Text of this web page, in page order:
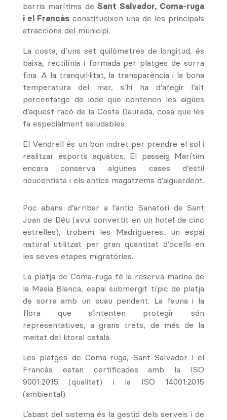
barris marítims deSant Salvador, Coma-ruga
i el Francàsconstitueixen una de les principals
atraccions del municipi.
La costa, d’uns set quilòmetres de longitud, és
baixa, rectilínia i formada per platges de sorra
fina. A la tranquil·litat, la transparència i la bona
temperatura del mar, s’hi ha d’afegir l’alt
percentatge de iode que contenen les aigües
d’aquest racó de la Costa Daurada, cosa que les
fa especialment saludables.
El Vendrell és un bon indret per prendre el sol i
realitzar esports aquàtics. El passeig Marítim
encara conserva algunes cases d’estil
noucentista i els antics magatzems d’aiguardent.
Poc abans d’arribar a l’antic Sanatori de Sant
Joan de Déu (avui convertit en un hotel de cinc
estrelles), trobem les Madrigueres, un espai
natural utilitzat per gran quantitat d’ocells en
les seves etapes migratòries.
La platja de Coma-ruga té la reserva marina de
la Masia Blanca, espai submergit típic de platja
de sorra amb un suau pendent. La fauna i la
flora que s’intenten protegir són
representatives, a grans trets, de més de la
meitat del litoral català.
Les platges de Coma-ruga, Sant Salvador i el
Francàs estan certificades amb la ISO
9001:2015 (qualitat) i la ISO 14001:2015
(ambiental).
L’abast del sistema és la gestió dels serveis i de